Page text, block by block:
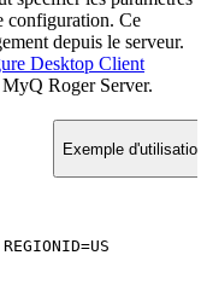
configuration. Ce
depuis le serveur.
Desktop Client
Roger Server.
Exemple d'utilisation
REGIONID=US